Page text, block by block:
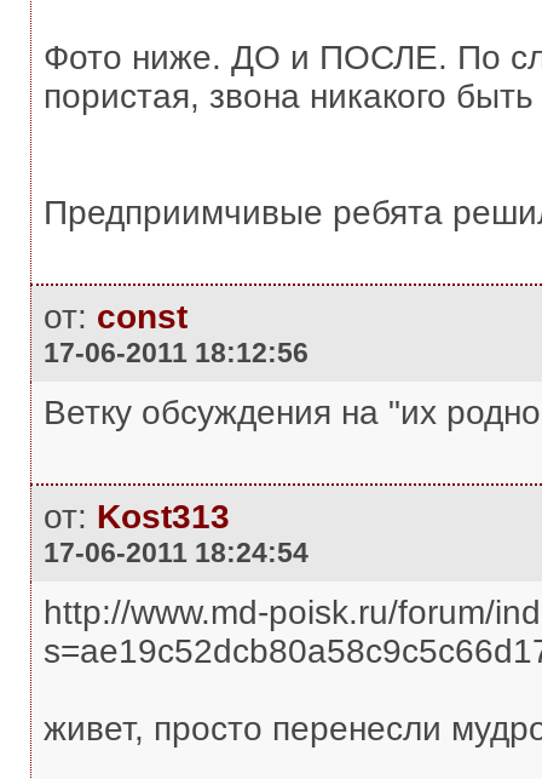
Фото ниже. ДО и ПОСЛЕ. По
пористая, звона никакого
Предприимчивые ребята
от: const
17-06-2011 18:12:56
Ветку обсуждения на "их
от: Kost313
17-06-2011 18:24:54
http://www.md-poisk.ru/forum/
живет, просто перенесли